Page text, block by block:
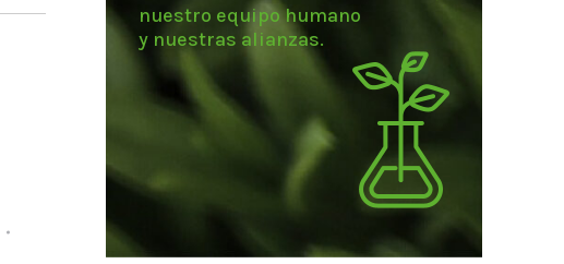
nuestro equipo humano
y nuestras alianzas.